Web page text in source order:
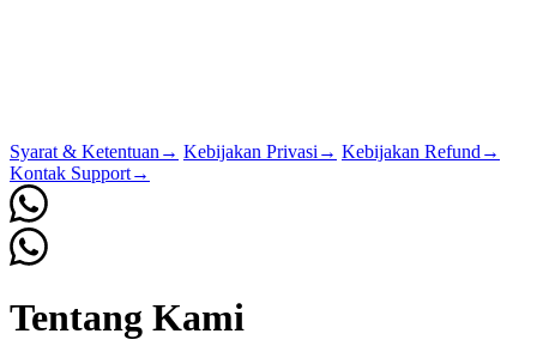
Syarat & Ketentuan → Kebijakan Privasi → Kebijakan Refund →
Kontak Support→
Tentang Kami